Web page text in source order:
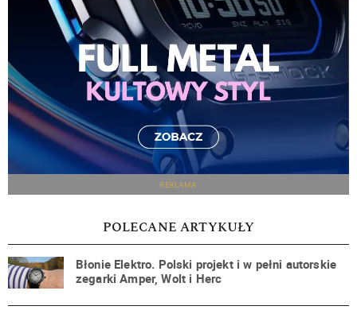
REKLAMA
POLECANE ARTYKUŁY
Błonie Elektro. Polski projekt i w pełni autorskie
zegarki Amper, Wolt i Herc